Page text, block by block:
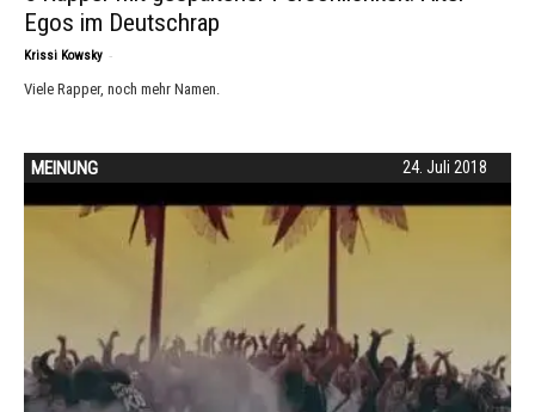
Egos im Deutschrap
Krissi Kowsky -
Viele Rapper, noch mehr Namen.
24. Juli 2018
MEINUNG